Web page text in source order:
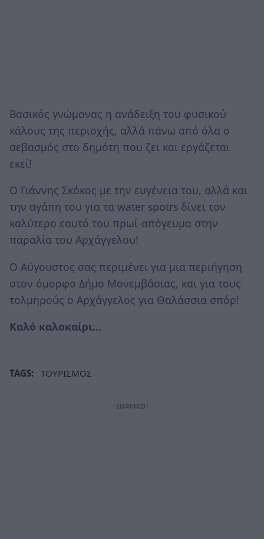
Βασικός γνώμονας η ανάδειξη του φυσικού
κάλους της περιοχής, αλλά πάνω από όλα ο
σεβασμός στο δημότη που ζει και εργάζεται
εκεί!
Ο Γιάννης Σκόκος με την ευγένεια του, αλλά και
την αγάπη του για τα water spotrs δίνει τον
καλύτερο εαυτό του πρωί-απόγευμα στην
παραλία του Αρχάγγελου!
Ο Αύγουστος σας περιμένει για μια περιήγηση
στον όμορφο Δήμο Μονεμβάσιας, και για τους
τολμηρούς ο Αρχάγγελος για Θαλάσσια σπόρ!
Καλό καλοκαίρι...
TAGS: ΤΟΥΡΙΣΜΟΣ